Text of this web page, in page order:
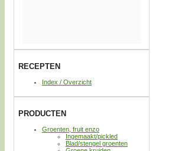
RECEPTEN
Index / Overzicht
PRODUCTEN
Groenten, fruit enzo
Ingemaakt/pickled
Blad/stengel groenten